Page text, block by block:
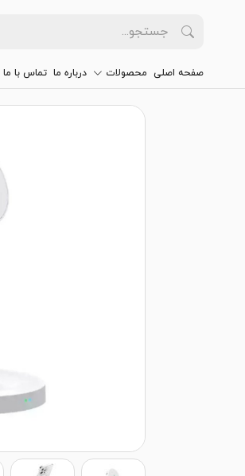
صفحه اصلی محصولات درباره ما تماس با ما